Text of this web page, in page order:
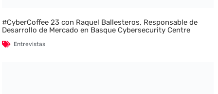
#CyberCoffee 23 con Raquel Ballesteros, Responsable de
Desarrollo de Mercado en Basque Cybersecurity Centre
Entrevistas